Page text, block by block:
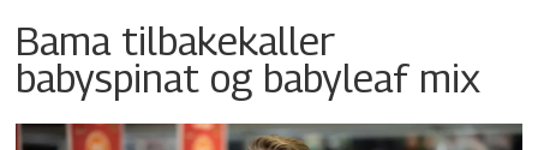
Bama tilbakekaller
babyspinat og babyleaf mix